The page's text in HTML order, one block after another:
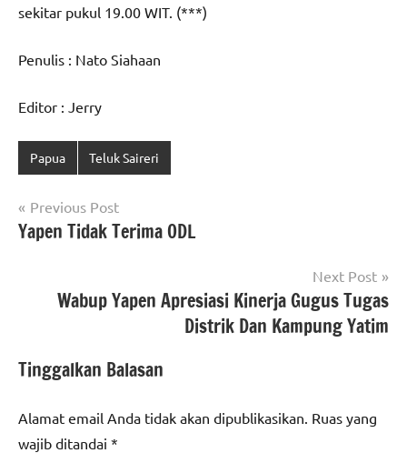
sekitar pukul 19.00 WIT. (***)
Penulis : Nato Siahaan
Editor : Jerry
Papua Teluk Saireri
Navigasi
pos
Previous Post
Yapen Tidak Terima ODL
Next Post
Wabup Yapen Apresiasi Kinerja Gugus Tugas
Distrik Dan Kampung Yatim
Tinggalkan Balasan
Alamat email Anda tidak akan dipublikasikan. Ruas yang
wajib ditandai *